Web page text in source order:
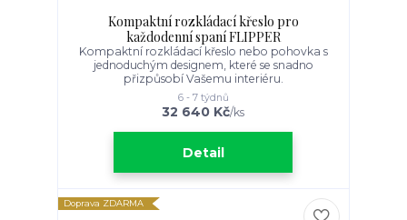
Kompaktní rozkládací křeslo pro
každodenní spaní FLIPPER
Kompaktní rozkládací křeslo nebo pohovka s
jednoduchým designem, které se snadno
přizpůsobí Vašemu interiéru.
32 640 Kč/ks
6 - 7 týdnů
Detail
Doprava ZDARMA